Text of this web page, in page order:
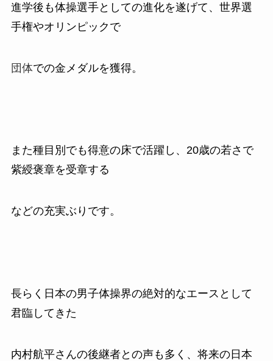
進学後も体操選手としての進化を遂げて、世界選
手権やオリンピックで
団体での金メダルを獲得。
また種目別でも得意の床で活躍し、 20歳の若さで
紫綬褒章を受章する
などの充実ぶりです。
長らく日本の男子体操界の絶対的なエースとして
君臨してきた
内村航平さんの後継者との声も多く、将来の日本